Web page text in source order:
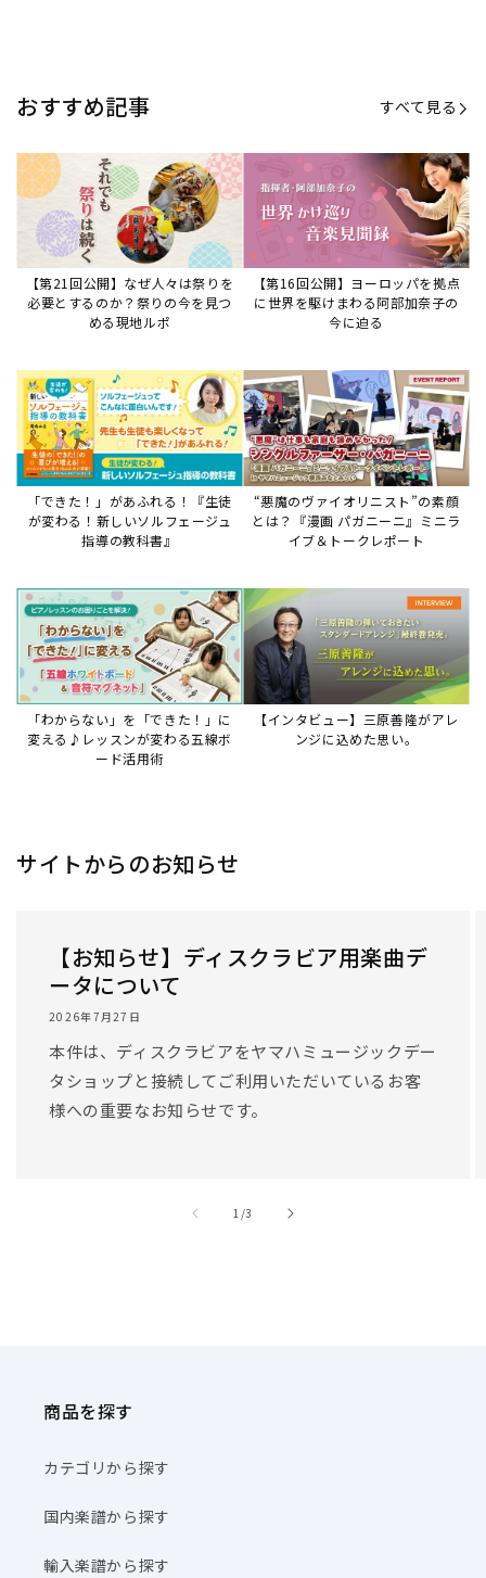
「できた！」があふれる！『生徒
指導の教科書』
イブ＆トークレポート
ード活用術
サイトからのお知らせ
ータについて
2026年7月27日
本件は、ディスクラビアをヤマハミュージックデー
タショップと接続してご利用いただいているお客
様への重要なお知らせです。
商品を探す
カテゴリから探す
国内楽譜から探す
輸入楽譜から探す